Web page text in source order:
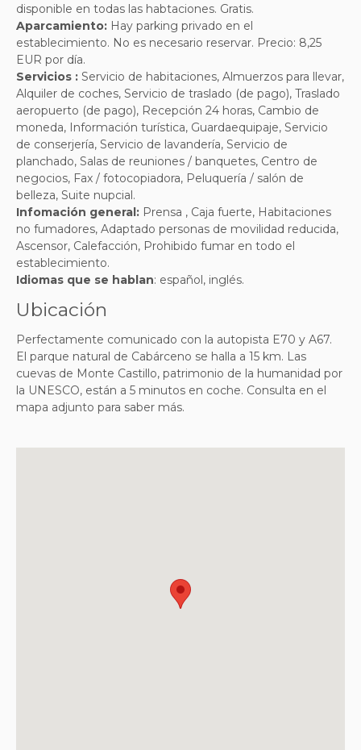
disponible en todas las habtaciones. Gratis.
Aparcamiento: Hay parking privado en el
establecimiento. No es necesario reservar. Precio: 8,25
EUR por día.
Servicios : Servicio de habitaciones, Almuerzos para llevar,
Alquiler de coches, Servicio de traslado (de pago), Traslado
aeropuerto (de pago), Recepción 24 horas, Cambio de
moneda, Información turística, Guardaequipaje, Servicio
de conserjería, Servicio de lavandería, Servicio de
planchado, Salas de reuniones / banquetes, Centro de
negocios, Fax / fotocopiadora, Peluquería / salón de
belleza, Suite nupcial.
Infomación general: Prensa , Caja fuerte, Habitaciones
no fumadores, Adaptado personas de movilidad reducida,
Ascensor, Calefacción, Prohibido fumar en todo el
establecimiento.
Idiomas que se hablan: español, inglés.
Ubicación
Perfectamente comunicado con la autopista E70 y A67.
El parque natural de Cabárceno se halla a 15 km. Las
cuevas de Monte Castillo, patrimonio de la humanidad por
la UNESCO, están a 5 minutos en coche. Consulta en el
mapa adjunto para saber más.